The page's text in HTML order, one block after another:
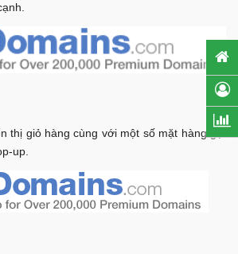
thị giỏ hàng cùng với một số mặt hàng gợi
up.